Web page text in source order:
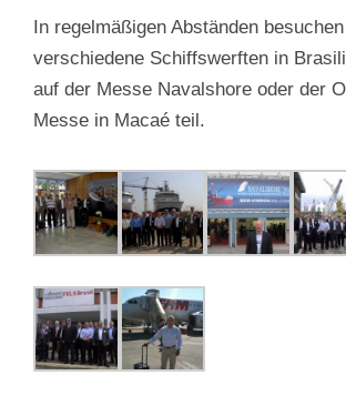
In regelmäßigen Abständen
verschiedene Schiffswerften in
auf der Messe Navalshore oder der
Messe in Macaé teil.